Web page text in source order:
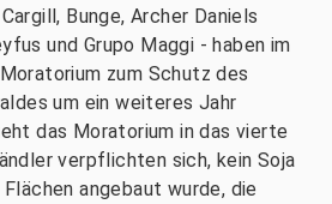
Bunge, Archer Daniels
und Grupo Maggi - haben im
zum Schutz des
um ein weiteres Jahr
das Moratorium in das vierte
verpflichten sich, kein Soja
angebaut wurde, die